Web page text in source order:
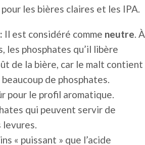
les bières claires et les IPA.
Il est considéré comme neutre. À
les phosphates qu’il libère
de la bière, car le malt contient
de phosphates.
pour le profil aromatique.
qui peuvent servir de
levures.
« puissant » que l’acide